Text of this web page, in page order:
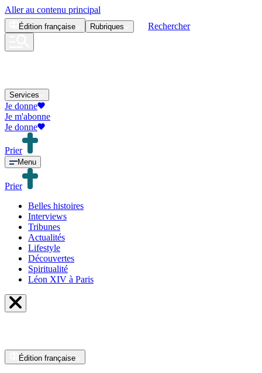
Aller au contenu principal
Édition française Rubriques Rechercher
Services
Je donne
Je m'abonne
Je donne
Prier
Menu
Prier
Belles histoires
Interviews
Tribunes
Actualités
Lifestyle
Découvertes
Spiritualité
Léon XIV à Paris
Édition française